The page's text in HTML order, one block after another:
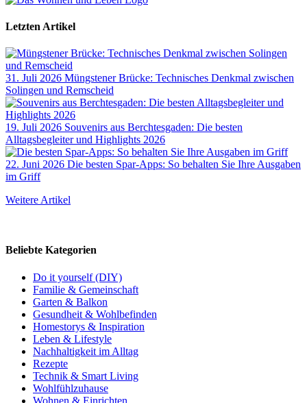
Letzten Artikel
31. Juli 2026 Müngstener Brücke: Technisches Denkmal zwischen
Solingen und Remscheid
19. Juli 2026 Souvenirs aus Berchtesgaden: Die besten
Alltagsbegleiter und Highlights 2026
22. Juni 2026 Die besten Spar-Apps: So behalten Sie Ihre Ausgaben
im Griff
Weitere Artikel
Beliebte Kategorien
Do it yourself (DIY)
Familie & Gemeinschaft
Garten & Balkon
Gesundheit & Wohlbefinden
Homestorys & Inspiration
Leben & Lifestyle
Nachhaltigkeit im Alltag
Rezepte
Technik & Smart Living
Wohlfühlzuhause
Wohnen & Einrichten